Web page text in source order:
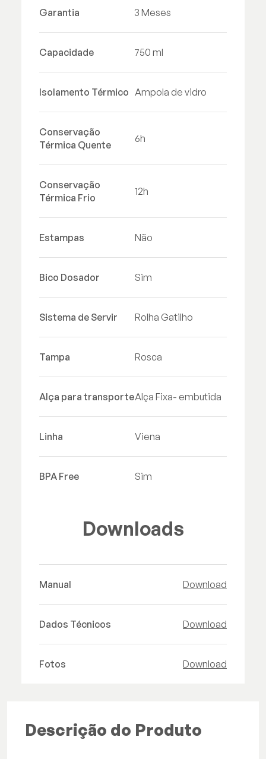
Garantia 3 Meses
Capacidade 750 ml
Isolamento Térmico Ampola de vidro
Conservação
Térmica Quente
6h
Conservação
Térmica Frio
12h
Estampas Não
Bico Dosador Sim
Sistema de Servir Rolha Gatilho
Tampa Rosca
Alça para transporteAlça Fixa- embutida
Linha Viena
BPA Free Sim
Downloads
Manual Download
Dados Técnicos Download
Fotos Download
Descrição do Produto